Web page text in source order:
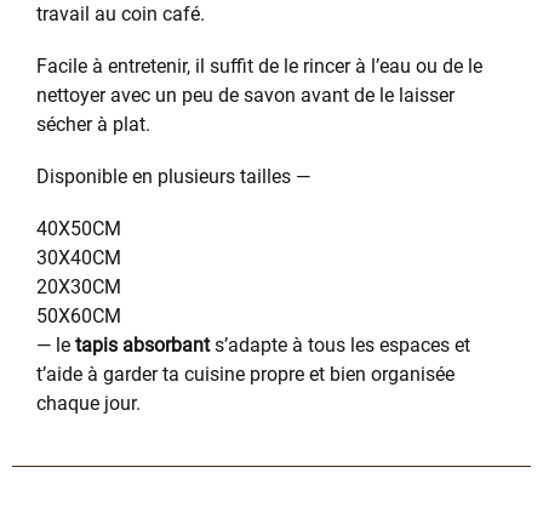
travail au coin café.
Facile à entretenir, il suffit de le rincer à l’eau ou de le
nettoyer avec un peu de savon avant de le laisser
sécher à plat.
Disponible en plusieurs tailles —
40X50CM
30X40CM
20X30CM
50X60CM
— le tapis absorbants’adapte à tous les espaces et
t’aide à garder ta cuisine propre et bien organisée
chaque jour.